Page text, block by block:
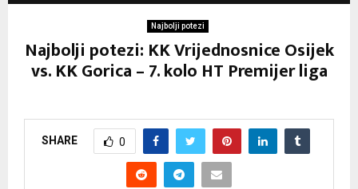
Najbolji potezi
Najbolji potezi: KK Vrijednosnice Osijek
vs. KK Gorica – 7. kolo HT Premijer liga
SHARE 0